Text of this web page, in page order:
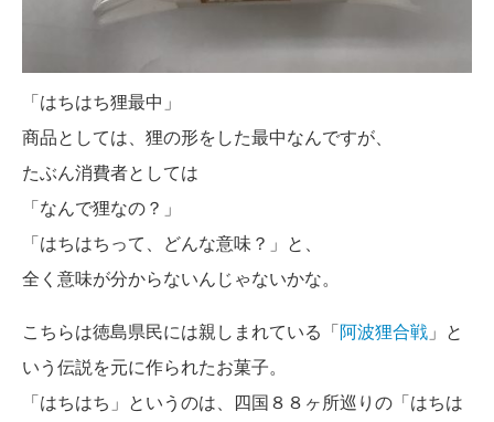
「はちはち狸最中」
商品としては、狸の形をした最中なんですが、
たぶん消費者としては
「なんで狸なの？」
「はちはちって、どんな意味？」と、
全く意味が分からないんじゃないかな。
こちらは徳島県民には親しまれている「阿波狸合戦 」と
いう伝説を元に作られたお菓子。
「はちはち」というのは、四国８８ヶ所巡りの「はちは